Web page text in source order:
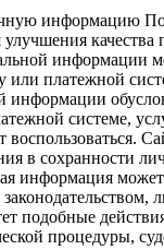
информацию
качества
информации
или платежной
информации
системе,
воспользоваться.
в сохранности
информация
подобные
процедуры,